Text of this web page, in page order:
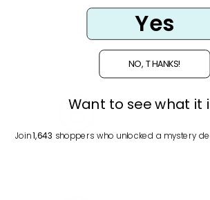
verified standards of
transparency and
Yes
NO, THANKS!
Want to see what it
Join1,643 shoppers who unlocked a mystery